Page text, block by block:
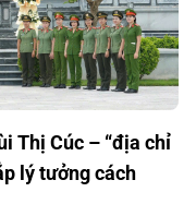
Thị Cúc – “địa chỉ
lý tưởng cách